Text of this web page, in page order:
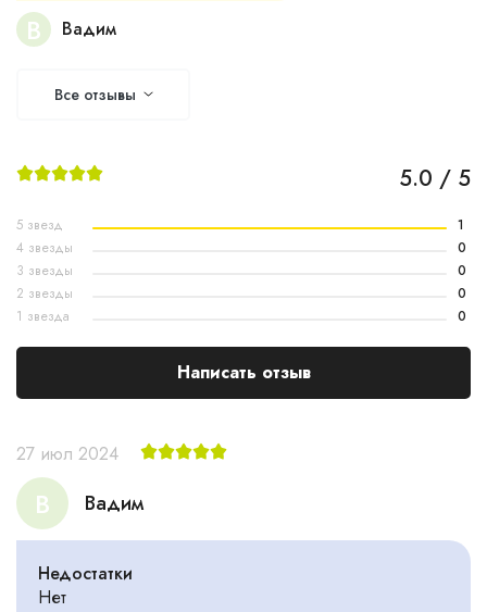
В Вадим
Все отзывы
В Вадим
27 июл 2024
Недостатки
Нет
5.0 / 5
5 звезд
1
4 звезды
0
3 звезды
0
2 звезды
0
1 звезда
0
Написать отзыв